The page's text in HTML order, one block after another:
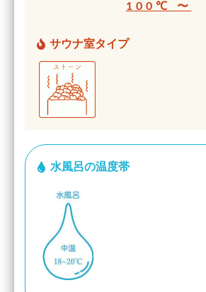
100℃ 〜
サウナ室タイプ
水風呂の温度帯